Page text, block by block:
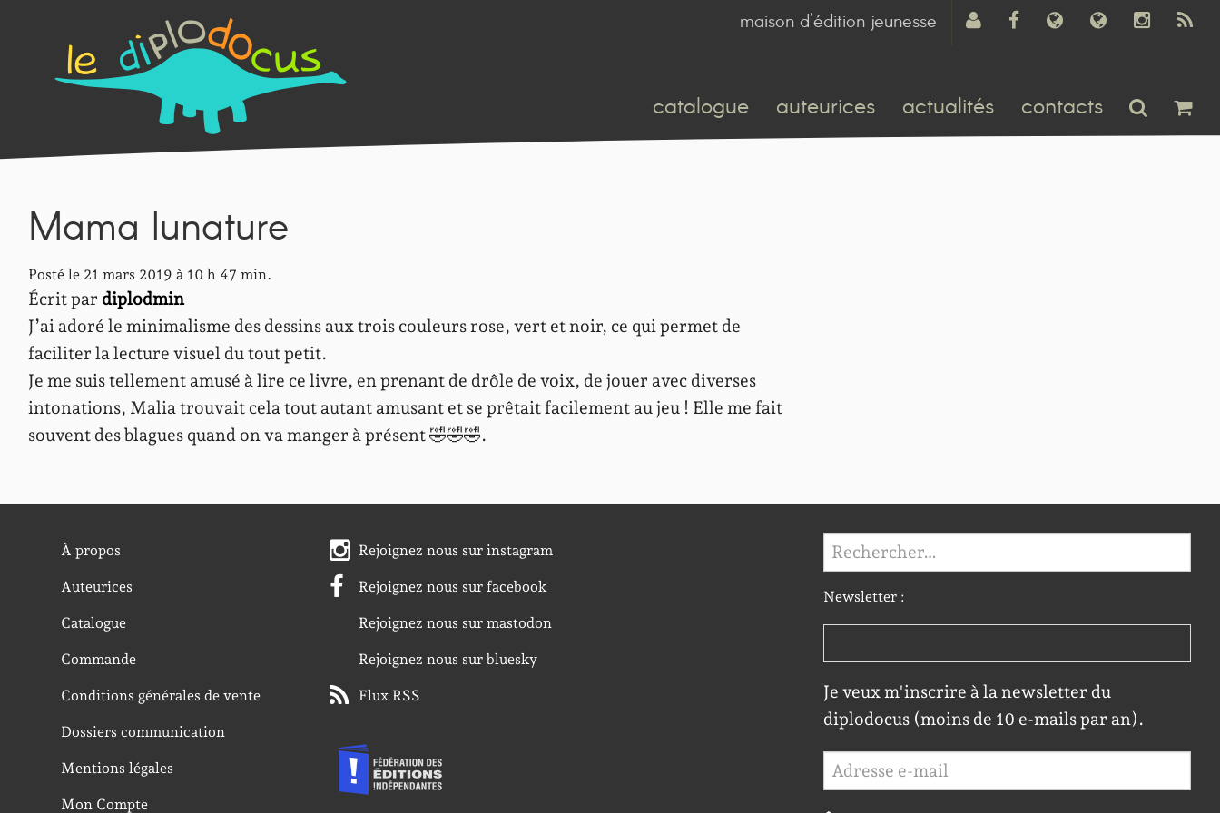
maison d'édition jeunesse
catalogue auteurices actualités contacts
Mama lunature
Posté le 21 mars 2019 à 10 h 47 min.
Écrit par diplodmin
J’ai adoré le minimalisme des dessins aux trois couleurs rose, vert et noir, ce qui permet de
faciliter la lecture visuel du tout petit.
Je me suis tellement amusé à lire ce livre, en prenant de drôle de voix, de jouer avec diverses
intonations, Malia trouvait cela tout autant amusant et se prêtait facilement au jeu ! Elle me fait
souvent des blagues quand on va manger à présent 🤣🤣🤣.
À propos
Auteurices
Catalogue
Commande
Conditions générales de vente
Dossiers communication
Mentions légales
Mon Compte
Rejoignez nous sur instagram
Rejoignez nous sur facebook
Rejoignez nous sur mastodon
Rejoignez nous sur bluesky
Flux RSS
Rechercher :
Newsletter :
Je veux m'inscrire à la newsletter du
diplodocus (moins de 10 e-mails par an).